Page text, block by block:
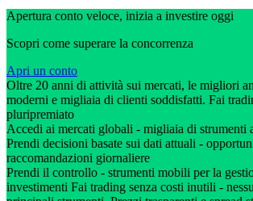
Apertura conto veloce, inizia a investire oggi
Scopri come superare la concorrenza
Apri un conto
Oltre 20 anni di attività sui mercati, le migliori
moderni e migliaia di clienti soddisfatti. Fai
pluripremiato
Accedi ai mercati globali - migliaia di strumenti
Prendi decisioni basate sui dati attuali -
raccomandazioni giornaliere
Prendi il controllo - strumenti mobili per la
investimenti Fai trading senza costi inutili -